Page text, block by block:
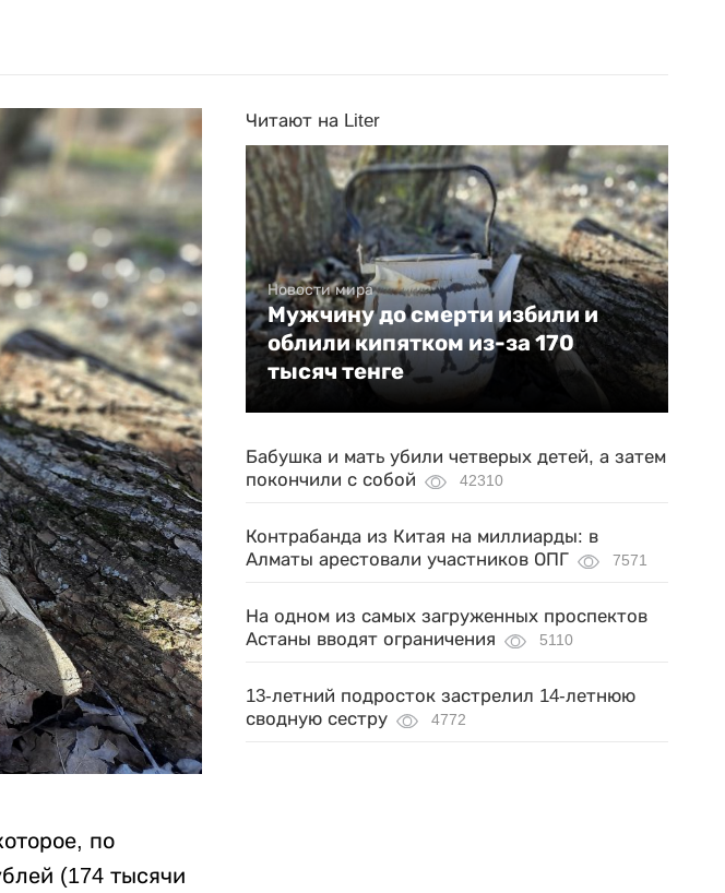
по
(174 тысячи
Читают на Liter
Новости мира
Мужчину до смерти избили и
облили кипятком из-за 170
тысяч тенге
Бабушка и мать убили четверых детей, а затем
покончили с собой
42310
Контрабанда из Китая на миллиарды: в
Алматы арестовали участников ОПГ
7571
На одном из самых загруженных проспектов
Астаны вводят ограничения
5110
13-летний подросток застрелил 14-летнюю
сводную сестру
4772